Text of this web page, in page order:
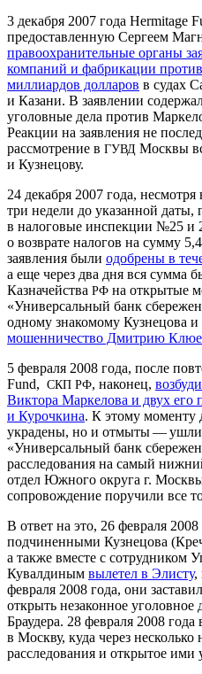
3 декабря 2007 года Her­mitage
предоставленную Сергеем
правоохранительные органы
компаний и фабрикации
миллиардов долларов в судах
и Казани. В заявлении
уголовные дела против
Реакции на заявления не
рассмотрение в ГУВД Москвы
и Кузнецову.
24 декабря 2007 года,
три недели до указанной даты,
в налоговые инспекции №25 и
о возврате налогов на сумму
заявления были одобрены в
а еще через два дня вся сумма
Казначейства РФ на открытые
«Универсальный банк
одному знакомому Кузнецова и
мошенничество Дмитрию
5 февраля 2008 года, после
Fund, СКП РФ, наконец,
Виктора Маркелова и двух
и Курочкина. К этому моменту
украдены, но и отмыты — ушли
«Универсальный банк
расследования на самый
отдел Южного округа г.
сопровождение поручили все
В ответ на это, 26 февраля
подчиненными Кузнецова
а также вместе с сотрудником
Кувалдиным вылетел в Элисту,
февраля 2008 года, они
открыть незаконное
Браудера. 28 февраля 2008 года
в Москву, куда через
расследования и открытое ими